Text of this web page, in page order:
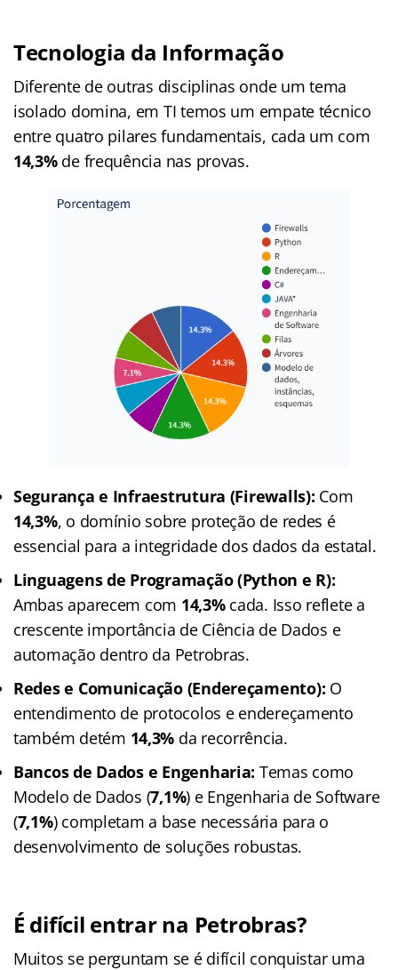
Tecnologia da Informação
Diferente de outras disciplinas onde um tema
isolado domina, em TI temos um empate técnico
entre quatro pilares fundamentais, cada um com
14,3%de frequência nas provas.
Segurança e Infraestrutura (Firewalls): Com
14,3%, o domínio sobre proteção de redes é
essencial para a integridade dos dados da estatal.
Linguagens de Programação (Python e R):
Ambas aparecem com 14,3%cada. Isso reflete a
crescente importância de Ciência de Dados e
automação dentro da Petrobras.
Redes e Comunicação (Endereçamento): O
entendimento de protocolos e endereçamento
também detém 14,3% da recorrência.
Bancos de Dados e Engenharia: Temas como
Modelo de Dados (7,1%) e Engenharia de Software
(7,1%) completam a base necessária para o
desenvolvimento de soluções robustas.
É difícil entrar na Petrobras?
Muitos se perguntam se é difícil conquistar uma